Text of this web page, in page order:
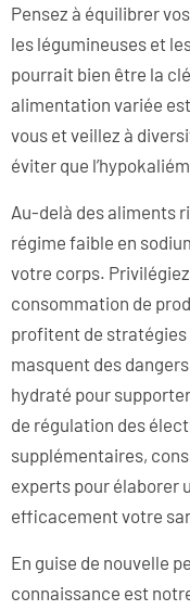
Pensez à équilibrer
les légumineuses et
pourrait bien être la
alimentation variée
vous et veillez à
éviter que
Au-delà des aliments
régime faible en
votre corps.
consommation de
profitent de
masquent des
hydraté pour
de régulation des
supplémentaires,
experts pour élaborer
efficacement votre
En guise de nouvelle
connaissance est